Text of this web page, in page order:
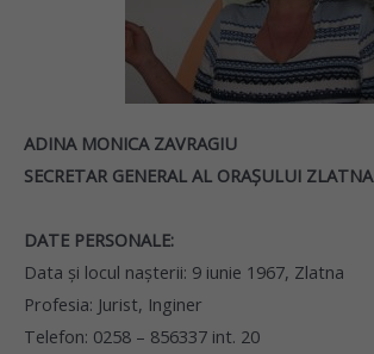
ADINA MONICA ZAVRAGIU
SECRETAR GENERAL AL ORAŞULUI ZLATNA
DATE PERSONALE:
Data şi locul naşterii: 9 iunie 1967, Zlatna
Profesia: Jurist, Inginer
Telefon: 0258 – 856337 int. 20